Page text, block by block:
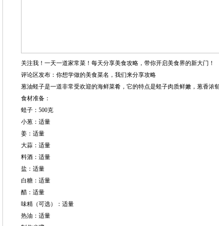
关注我！一天一道家常菜！每天分享美食攻略，带你开启美食界的新大门！
评论区发布：你想学做的美食菜名，我们来分享攻略
葱油蛏子是一道非常受欢迎的海鲜菜肴，它的特点是蛏子肉质鲜嫩，葱香浓
食材准备：
蛏子：500克
小葱：适量
姜：适量
大蒜：适量
料酒：适量
盐：适量
白糖：适量
醋：适量
味精（可选）：适量
热油：适量